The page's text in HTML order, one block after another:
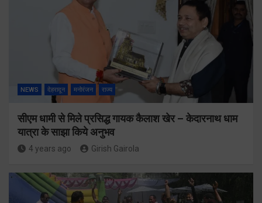
NEWS देहरादून मनोरंजन राज्य
सीएम धामी से मिले प्रसिद्ध गायक कैलाश खेर – केदारनाथ धाम
यात्रा के साझा किये अनुभव
4 years ago Girish Gairola